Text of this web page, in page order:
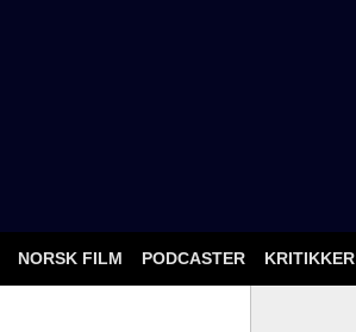
NORSK FILM PODCASTER KRITIKKER